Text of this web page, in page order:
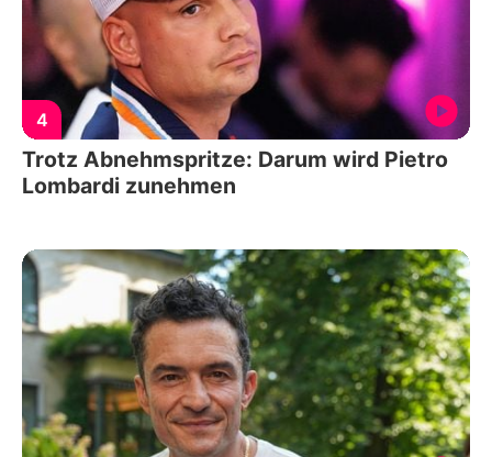
4
Trotz Abnehmspritze: Darum wird Pietro
Lombardi zunehmen